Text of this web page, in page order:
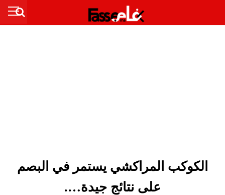
الكوكب المراكشي يستمر في البصم
على نتائج جيدة….